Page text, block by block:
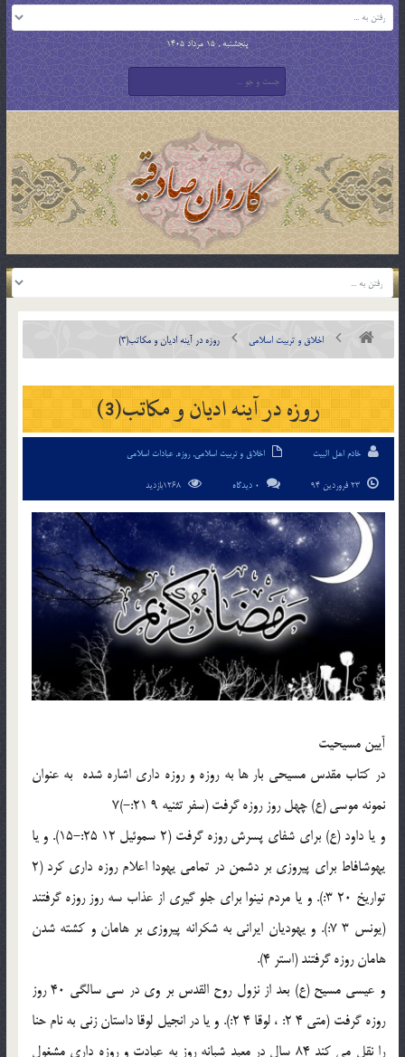
پنجشنبه , 15 مرداد 1405
اخلاق و تربیت اسلامی روزه در آينه اديان و مكاتب(3)
روزه در آينه اديان و مكاتب(3)
خادم اهل البیت اخلاق و تربیت اسلامی,روزه,عبادات اسلامی
0 دیدگاه
آيين مسيحيت
در كتاب مقدس مسيحي بار ها به روزه و روزه داري اشاره شده به عنوان
نمونه موسي (ع) چهل روز روزه گرفت (سفر تثنيه 9 21:-)7
و يا داود (ع) براي شفاي پسرش روزه گرفت (2 سموئيل 12 25:-15). و يا
يهوشافاط براي پيروزي بر دشمن در تمامي يهودا اعلام روزه داري كرد (2
تواريخ 20 3:). و يا مردم نينوا براي جلو گيري از عذاب سه روز روزه گرفتند
(يونس 3 7:). و يهوديان ايراني به شكرانه پيروزي بر هامان و كشته شدن
هامان روزه گرفتند (استر 4).
و عيسي مسيح (ع) بعد از نزول روح القدس بر وي در سي سالگي 40 روز
روزه گرفت (متي 4 2: ، لوقا 4 2:). و يا در انجيل لوقا داستان زني به نام حنا
را نقل مي كند 84 سال در معبد شبانه روز به عبادت و روزه داري مشغول